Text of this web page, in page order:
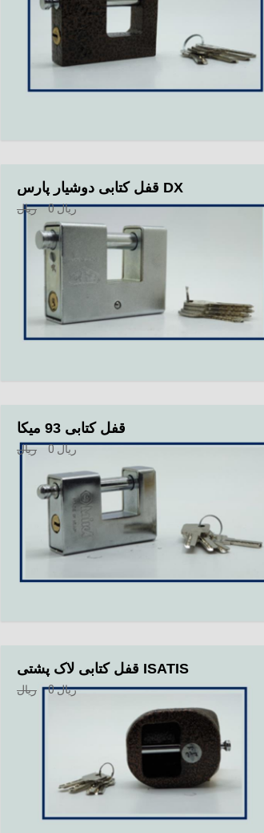
قفل کتابی دوشیار پارس DX
ریال 0ریال
قفل کتابی 93 میکا
ریال 0ریال
قفل کتابی لاک پشتی ISATIS
ریال 0ریال